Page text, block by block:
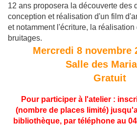
12 ans proposera la découverte des
conception et réalisation d'un film
et notamment l'écriture, la réalisation
bruitages.
Mercredi 8 novembre
Salle des
Gratuit
Pour participer à l'atelier :
(nombre de places limité)
bibliothèque, par téléphone au